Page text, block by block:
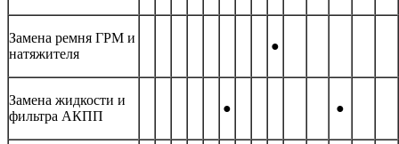
Замена ремня ГРМ и
натяжителя
●
Замена жидкости и
фильтра АКПП
● ●